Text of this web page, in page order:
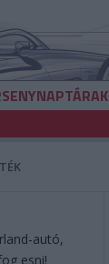
autó,
esni!